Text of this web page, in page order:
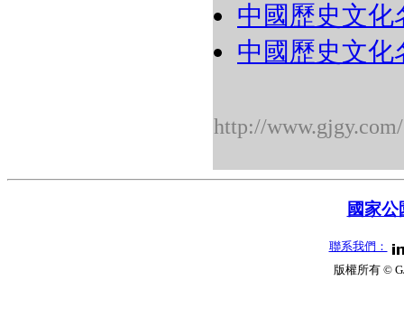
中國歷史文化
中國歷史文化
http://www.gjgy.com/
國家
聯系我們：
版權所有 ©